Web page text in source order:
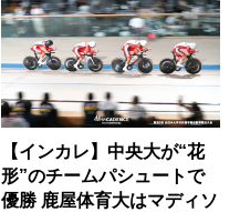
【インカレ】中央大が“花
形”のチームパシュートで
優勝 鹿屋体育大はマディソ